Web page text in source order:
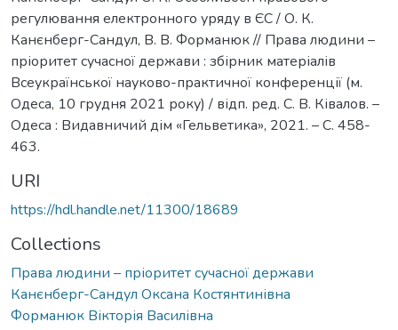
регулювання електронного уряду в ЄС / О. К.
Канєнберг-Сандул, В. В. Форманюк // Права людини –
пріоритет сучасної держави : збірник матеріалів
Всеукраїнської науково-практичної конференції (м.
Одеса, 10 грудня 2021 року) / відп. ред. С. В. Ківалов. –
Одеса : Видавничий дім «Гельветика», 2021. – С. 458-
463.
URI
https://hdl.handle.net/11300/18689
Collections
Права людини – пріоритет сучасної держави
Канєнберг-Сандул Оксана Костянтинівна
Форманюк Вікторія Василівна